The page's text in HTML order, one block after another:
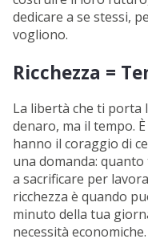
dedicare a se stessi,
vogliono.
Ricchezza =
La libertà che ti porta
denaro, ma il tempo.
hanno il coraggio di
una domanda:
a sacrificare per
ricchezza è quando
minuto della tua
necessità economiche.